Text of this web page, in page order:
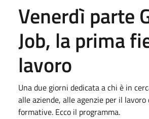
Venerdì parte
Job, la prima
lavoro
Una due giorni dedicata a chi è in
alle aziende, alle agenzie per il lavoro
formative. Ecco il programma.